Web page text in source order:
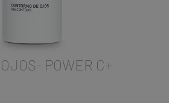
POWER C+